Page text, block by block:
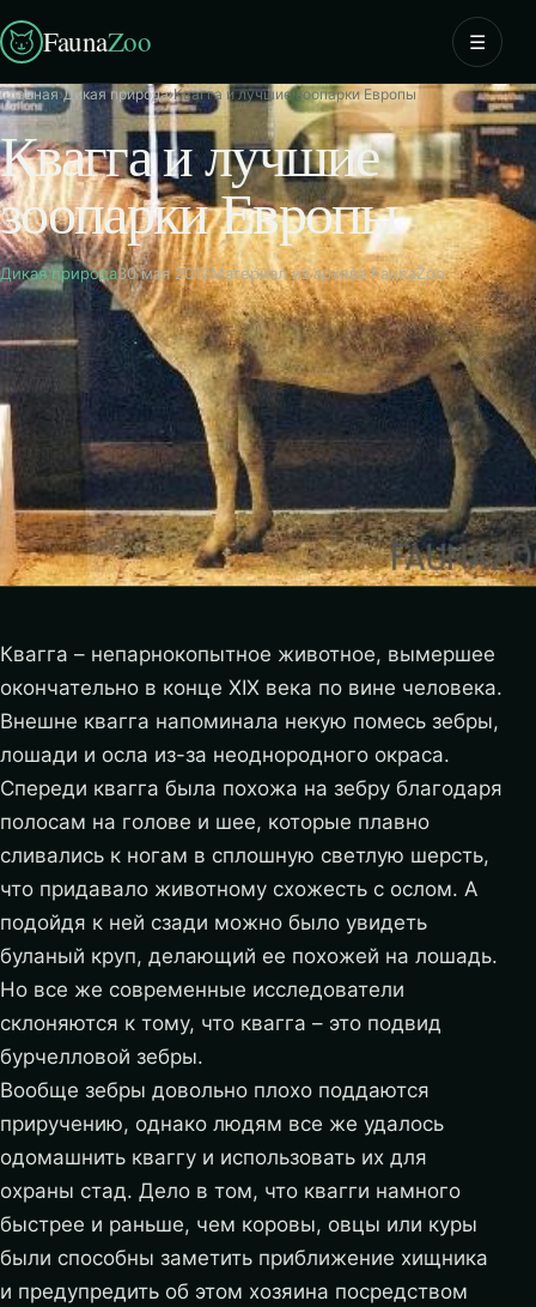
FaunaZoo ☰
Главная›Дикая природа›Квагга и лучшие зоопарки Европы
Квагга и лучшие
зоопарки Европы
Дикая природа30 мая 2012Материал из архива FaunaZoo
Квагга – непарнокопытное животное, вымершее
окончательно в конце ХІХ века по вине человека.
Внешне квагга напоминала некую помесь зебры,
лошади и осла из-за неоднородного окраса.
Спереди квагга была похожа на зебру благодаря
полосам на голове и шее, которые плавно
сливались к ногам в сплошную светлую шерсть,
что придавало животному схожесть с ослом. А
подойдя к ней сзади можно было увидеть
буланый круп, делающий ее похожей на лошадь.
Но все же современные исследователи
склоняются к тому, что квагга – это подвид
бурчелловой зебры.
Вообще зебры довольно плохо поддаются
приручению, однако людям все же удалось
одомашнить кваггу и использовать их для
охраны стад. Дело в том, что квагги намного
быстрее и раньше, чем коровы, овцы или куры
были способны заметить приближение хищника
и предупредить об этом хозяина посредством